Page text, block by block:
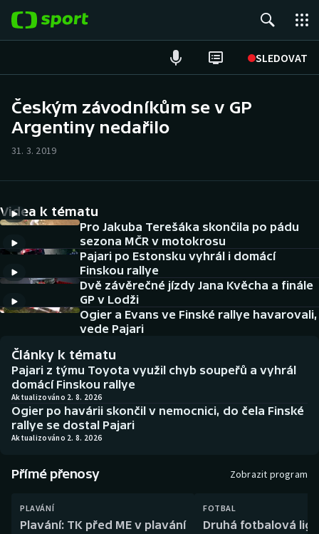
SLEDOVAT
Hokej
Cyklistika
DALŠÍ SPORTY
Americký fotbal
Baseball a softbal
Basketbal
Biatlon
Boby a skeleton
Box
Curling
NEPŘEHLÉDNĚTE
Historické návraty
Aplikace ČT sport
AZ kvíz
Českým závodníkům se v GP
Argentiny nedařilo
31. 3. 2019
Videa k tématu
Pro Jakuba Terešáka skončila po pádu
sezona MČR v motokrosu
Pajari po Estonsku vyhrál i domácí
Finskou rallye
Dvě závěrečné jízdy Jana Kvěcha a finále
GP v Lodži
Ogier a Evans ve Finské rallye havarovali,
vede Pajari
Články k tématu
Pajari z týmu Toyota využil chyb soupeřů a vyhrál
domácí Finskou rallye
Aktualizováno 2. 8. 2026
Ogier po havárii skončil v nemocnici, do čela Finské
rallye se dostal Pajari
Aktualizováno 2. 8. 2026
Přímé přenosy Zobrazit program
PLAVÁNÍ
Plavání: TK před ME v plavání
FOTBAL
Druhá fotbalová